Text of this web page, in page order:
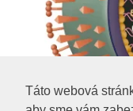
Táto webová